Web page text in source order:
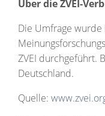
Über die ZVEI-
Die Umfrage
ZVEI durchgeführt.
Deutschland.
Quelle: